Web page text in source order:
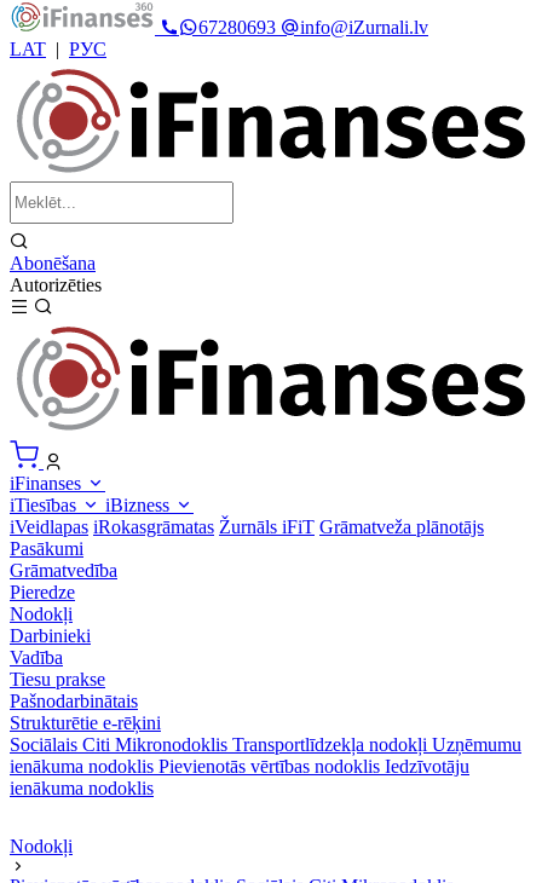
67280693
info@iZurnali.lv
LAT | РУС
Abonēšana
Autorizēties
iFinanses
iTiesības
iBizness
iVeidlapas iRokasgrāmatas Žurnāls iFiT Grāmatveža plānotājs
Pasākumi
Grāmatvedība
Pieredze
Nodokļi
Darbinieki
Vadība
Tiesu prakse
Pašnodarbinātais
Strukturētie e-rēķini
Sociālais Citi Mikronodoklis Transportlīdzekļa nodokļi Uzņēmumu
ienākuma nodoklis Pievienotās vērtības nodoklis Iedzīvotāju
ienākuma nodoklis
Nodokļi